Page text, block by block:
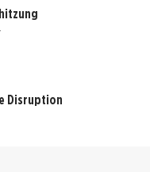
Disruption